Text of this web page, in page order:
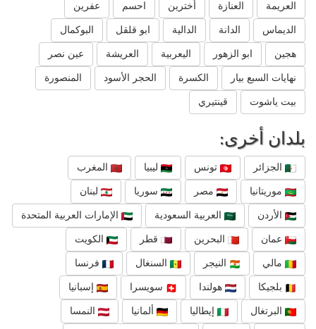
العريمة العنازة أخترين احسم عفرين
الديماس الدانة الدالية ابو قلقل البوكمال
هجين ابو الزهور اليعربية العريشة عين نصر
نهايات السبع بيار الكسرة الحجر الأسود المنصورة
بيت ياشوت قينتيري
بلدان أخرى:
الجزائر تونس ليبيا المغرب
موريتانيا مصر سوريا لبنان
الأردن العربية السعودية الإمارات العربية المتحدة
عمان البحرين قطر الكويت
مالي النيجر السنغال فرنسا
بلجيكا هولندا سويسرا إسبانيا
البرتغال إيطاليا ألمانيا النمسا